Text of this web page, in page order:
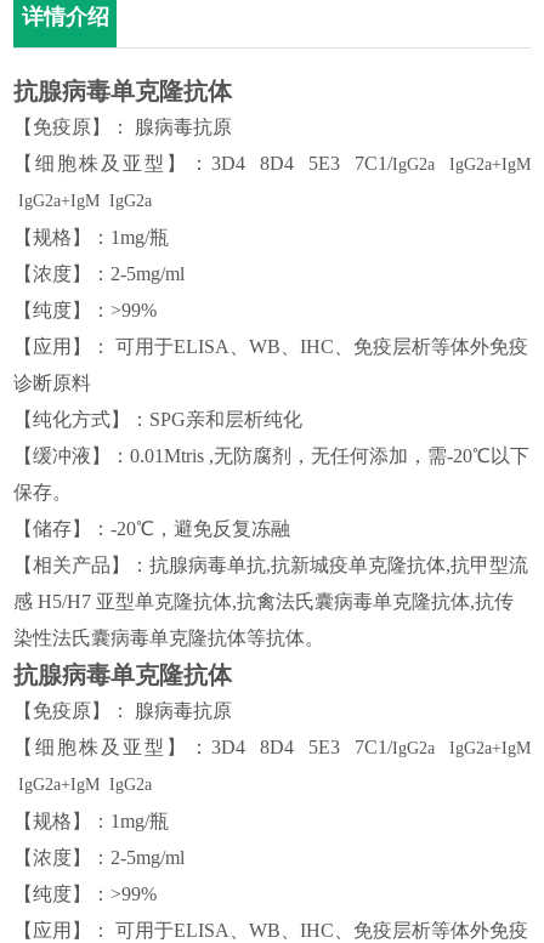
详情介绍
抗腺病毒单克隆抗体
【免疫原】 ：
腺病毒抗原
【细胞株 及亚型 】 ： 3D4 8D4 5E3 7C1/IgG2a IgG2a+IgM
IgG2a+IgM IgG2a
【规格 】 ： 1mg/瓶
【浓度】 ： 2-5mg/ml
【纯度】 ：>99%
【 应用 】 ： 可用于ELISA、WB、IHC、免疫层析等体外免疫
诊断原料
【纯化方式】 ： SPG亲和层析纯化
【缓冲液 】 ：0.01Mtris ,无防腐剂，无任何添加，需-20℃ 以下
保存。
【储存】 ：-20℃，避免反复冻融
【相关产品 】 ：抗腺病毒单抗,抗新城疫单克隆抗体,抗甲型流
感H5/H7 亚型单克隆抗体,抗禽法氏囊病毒单克隆抗体,抗传
染性法氏囊病毒单克隆抗体等抗体。
抗腺病毒单克隆抗体
【免疫原】 ：
腺病毒抗原
【细胞株 及亚型 】 ： 3D4 8D4 5E3 7C1/IgG2a IgG2a+IgM
IgG2a+IgM IgG2a
【规格 】 ： 1mg/瓶
【浓度】 ： 2-5mg/ml
【纯度】 ：>99%
【 应用 】 ： 可用于ELISA、WB、IHC、免疫层析等体外免疫